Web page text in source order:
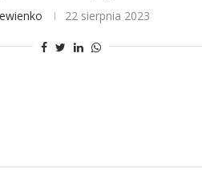
22 sierpnia 2023